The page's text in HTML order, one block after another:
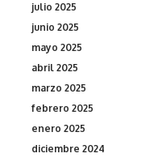
julio 2025
junio 2025
mayo 2025
abril 2025
marzo 2025
febrero 2025
enero 2025
diciembre 2024